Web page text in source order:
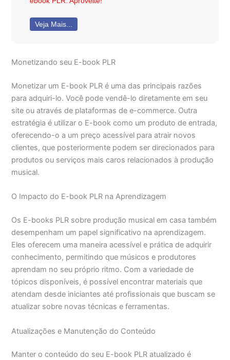
Veja Mais...
Monetizando seu E-book PLR
Monetizar um E-book PLR é uma das principais razões
para adquiri-lo. Você pode vendê-lo diretamente em seu
site ou através de plataformas de e-commerce. Outra
estratégia é utilizar o E-book como um produto de entrada,
oferecendo-o a um preço acessível para atrair novos
clientes, que posteriormente podem ser direcionados para
produtos ou serviços mais caros relacionados à produção
musical.
O Impacto do E-book PLR na Aprendizagem
Os E-books PLR sobre produção musical em casa também
desempenham um papel significativo na aprendizagem.
Eles oferecem uma maneira acessível e prática de adquirir
conhecimento, permitindo que músicos e produtores
aprendam no seu próprio ritmo. Com a variedade de
tópicos disponíveis, é possível encontrar materiais que
atendam desde iniciantes até profissionais que buscam se
atualizar sobre novas técnicas e ferramentas.
Atualizações e Manutenção do Conteúdo
Manter o conteúdo do seu E-book PLR atualizado é